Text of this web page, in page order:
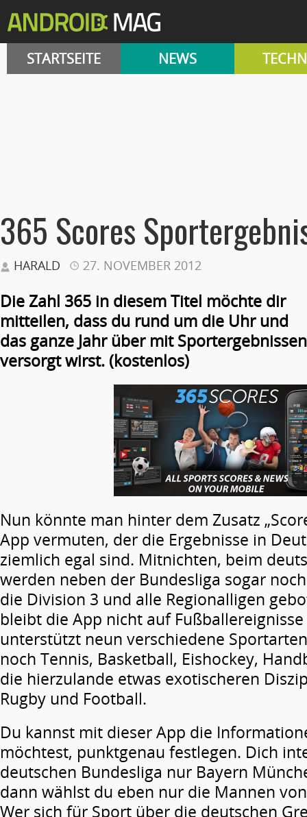
STARTSEITE NEWS
365 Scores
HARALD 27. NOVEMBER 2012
Die Zahl 365 in diesem Titel möchte dir
mitteilen, dass du rund um die Uhr und
das ganze Jahr über mit Sportergebnissen
versorgt wirst. (kostenlos)
Nun könnte man hinter dem Zusatz
App vermuten, der die Ergebnisse in
ziemlich egal sind. Mitnichten, beim
werden neben der Bundesliga sogar
die Division 3 und alle Regionalligen
bleibt die App nicht auf
unterstützt neun verschiedene
noch Tennis, Basketball, Eishockey,
die hierzulande etwas exotischeren
Rugby und Football.
Du kannst mit dieser App die
möchtest, punktgenau festlegen. Dich
deutschen Bundesliga nur Bayern
dann wählst du eben nur die Mannen
Wer sich für Sport über die deutschen